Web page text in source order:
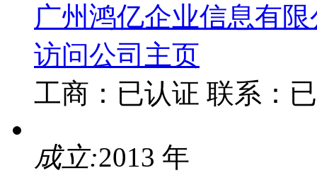
广州鸿亿企业信息有
访问公司主页
工商： 已认证 联系：
成立:2013 年